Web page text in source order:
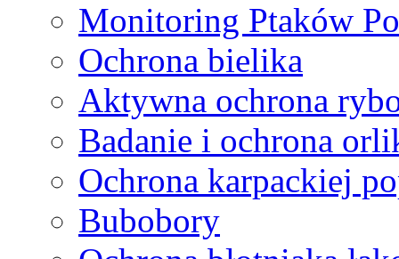
Monitoring Ptaków
Ochrona bielika
Aktywna ochrona
Badanie i ochrona
Ochrona karpackiej
Bubobory